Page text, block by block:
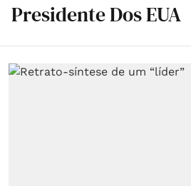
Presidente Dos EUA